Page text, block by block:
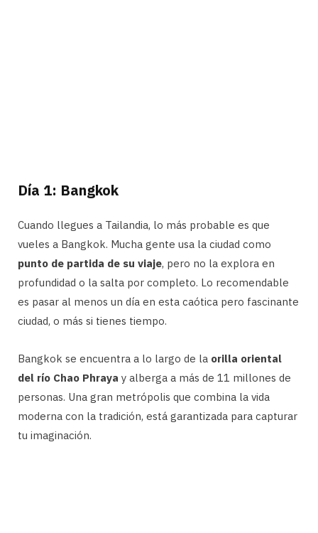
Día 1: Bangkok
Cuando llegues a Tailandia, lo más probable es que
vueles a Bangkok. Mucha gente usa la ciudad como
punto de partida de su viaje, pero no la explora en
profundidad o la salta por completo. Lo recomendable
es pasar al menos un día en esta caótica pero fascinante
ciudad, o más si tienes tiempo.
Bangkok se encuentra a lo largo de la orilla oriental
del río Chao Phraya y alberga a más de 11 millones de
personas. Una gran metrópolis que combina la vida
moderna con la tradición, está garantizada para capturar
tu imaginación.